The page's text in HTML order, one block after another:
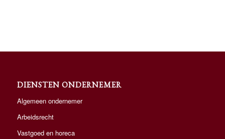
DIENSTEN ONDERNEMER
Algemeen ondernemer
Arbeidsrecht
Vastgoed en horeca